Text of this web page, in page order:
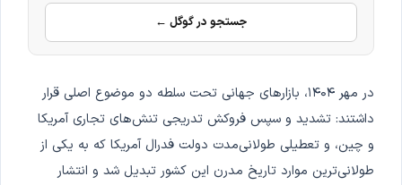
جستجو در گوگل ←
در مهر ۱۴۰۴، بازارهای جهانی تحت سلطه دو موضوع اصلی قرار
داشتند: تشدید و سپس فروکش تدریجی تنش‌های تجاری آمریکا
و چین، و تعطیلی طولانی‌مدت دولت فدرال آمریکا که به یکی از
طولانی‌ترین موارد تاریخ مدرن این کشور تبدیل شد و انتشار